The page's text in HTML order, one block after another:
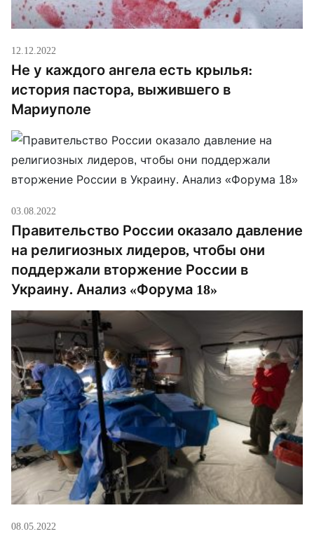
12.12.2022
Не у каждого ангела есть крылья:
история пастора, выжившего в
Мариуполе
03.08.2022
Правительство России оказало давление
на религиозных лидеров, чтобы они
поддержали вторжение России в
Украину. Анализ «Форума 18»
08.05.2022